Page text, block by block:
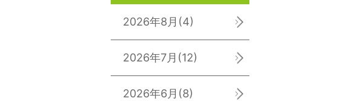
2026年8月 (4)
2026年7月 (12)
2026年6月 (8)